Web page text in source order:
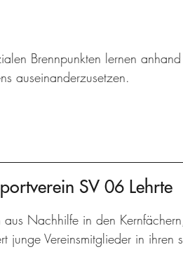
Brennpunkten lernen
auseinanderzusetzen.
SV 06 Lehrte
aus Nachhilfe in den
junge Vereinsmitglieder in ihren